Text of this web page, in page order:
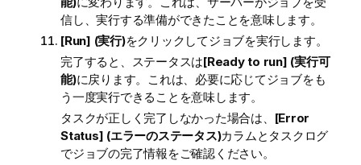
信し、実行する準備ができたことを意味します。
[Run] (実行)をクリックしてジョブを実行します。
完了すると、ステータスは[Ready to run] (実行可
能)に戻ります。これは、必要に応じてジョブをも
う一度実行できることを意味します。
タスクが正しく完了しなかった場合は、 [Error
Status] (エラーのステータス)カラムとタスクログ
でジョブの完了情報をご確認ください。